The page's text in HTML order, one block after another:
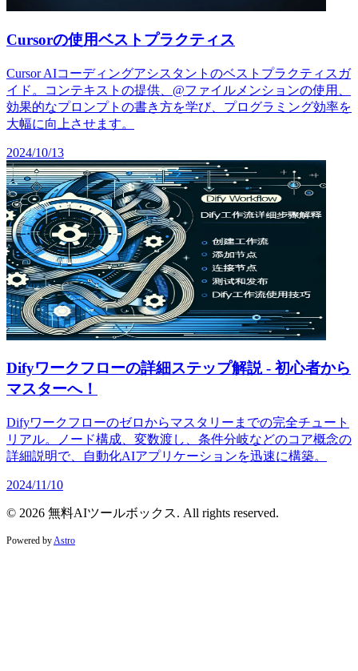
Cursorの使用ベストプラクティス
Cursor AIコーディングアシスタントのベストプラクティスガ
イド。コンテキストの提供、@ファイルメンションの使用、
効果的なプロンプトの書き方を学び、プログラミング効率を
大幅に向上させます。
2024/10/13
Difyワークフローの詳細ステップ解説 - 初心者から
マスターへ！
Difyワークフローのゼロからマスタリーまでの完全チュート
リアル。ノード構成、変数渡し、条件分岐などのコア概念の
詳細説明で、自動化AIアプリケーションを迅速に構築。
2024/11/10
© 2026 無料AIツールボックス. All rights reserved.
Powered byAstro